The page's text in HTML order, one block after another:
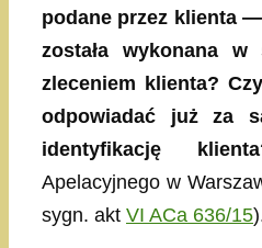
podane przez klienta
została wykonana
zleceniem klienta?
odpowiadać już za
identyfikację
Apelacyjnego w
sygn. akt VI ACa 636/15